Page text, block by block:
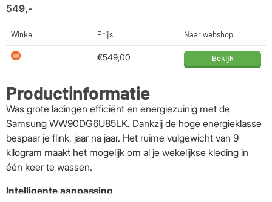
549,-
Winkel Prijs Naar webshop
€549,00 Bekijk
Productinformatie
Was grote ladingen efficiënt en energiezuinig met de
Samsung WW90DG6U85LK. Dankzij de hoge energieklasse
bespaar je flink, jaar na jaar. Het ruime vulgewicht van 9
kilogram maakt het mogelijk om al je wekelijkse kleding in
één keer te wassen.
Intelligente aanpassing